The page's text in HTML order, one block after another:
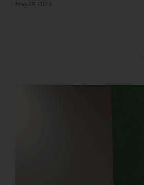
May 29, 2025